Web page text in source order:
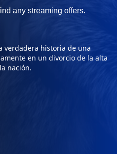
verdadera historia de una
en un divorcio de la alta
nación.